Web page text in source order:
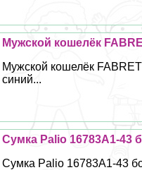
Мужской кошелёк
Мужской кошелёк
синий...
Сумка Palio 16783A1-43
Сумка Palio 16783A1-43